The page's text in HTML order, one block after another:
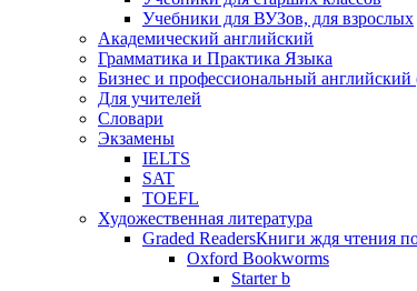
Учебники для ВУЗов, для взрослых
Академический английский
Грамматика и Практика Языка
Бизнес и профессиональный английский
Для учителей
Словари
Экзамены
IELTS
SAT
TOEFL
Художественная литература
Graded ReadersКниги ждя чтения
Oxford Bookworms
Starter b